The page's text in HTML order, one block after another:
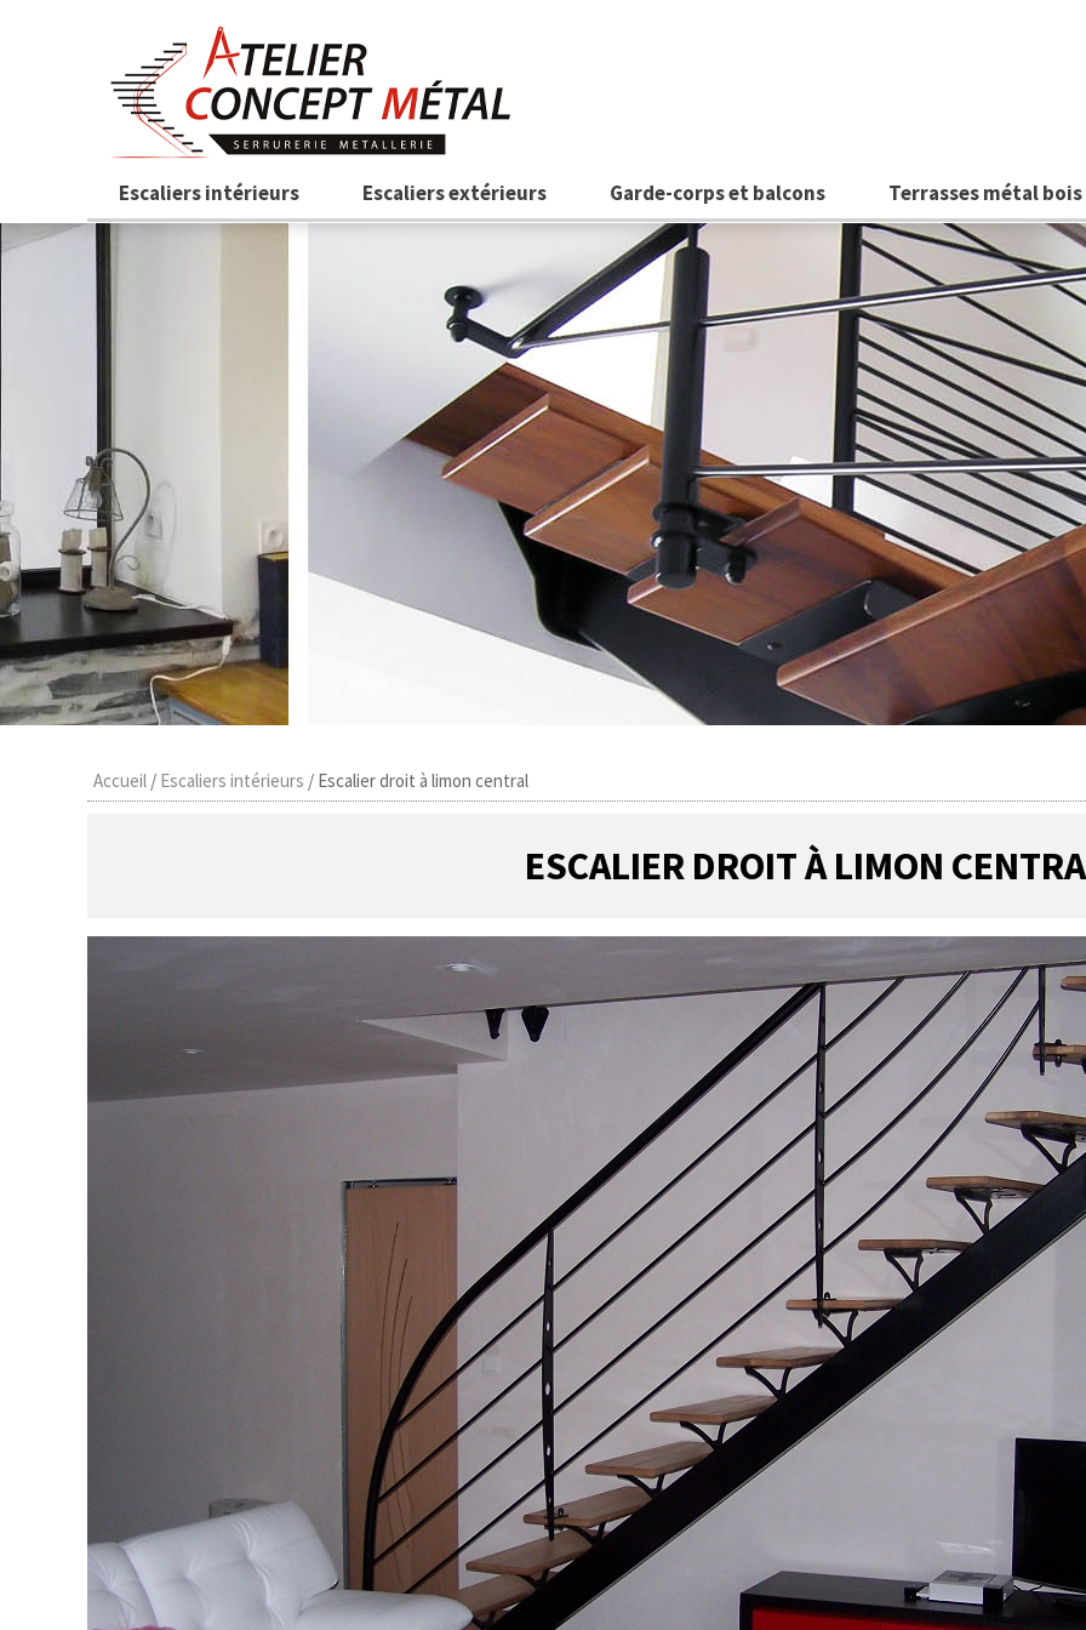
Escaliers intérieurs Escaliers extérieurs Garde-corps et balcons Terrasses métal bois
Accueil / Escaliers intérieurs / Escalier droit à limon central
ESCALIER DROIT À LIMON